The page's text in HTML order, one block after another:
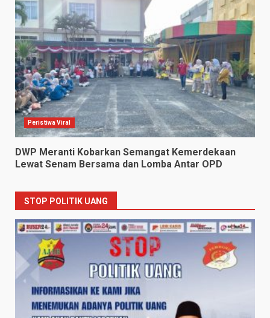
Peristiwa Viral
DWP Meranti Kobarkan Semangat Kemerdekaan
Lewat Senam Bersama dan Lomba Antar OPD
STOP POLITIK UANG